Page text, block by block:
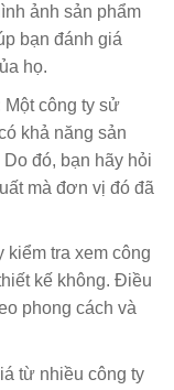
ảnh sản phẩm
bạn đánh giá
họ.
Một công ty sử
khả năng sản
đó, bạn hãy hỏi
mà đơn vị đó đã
kiểm tra xem công
kế không. Điều
phong cách và
từ nhiều công ty